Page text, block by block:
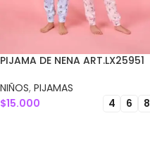
PIJAMA DE NENA ART.LX25951
NIÑOS, PIJAMAS
$15.000 4 6 8